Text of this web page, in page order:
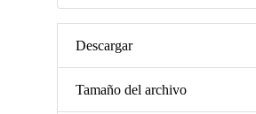
Descargar
Tamaño del archivo